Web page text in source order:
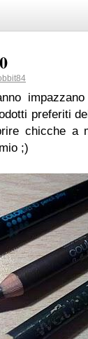
preferiti
chicche a
;)